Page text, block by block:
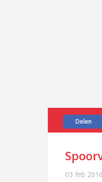
Delen
03 feb 2016